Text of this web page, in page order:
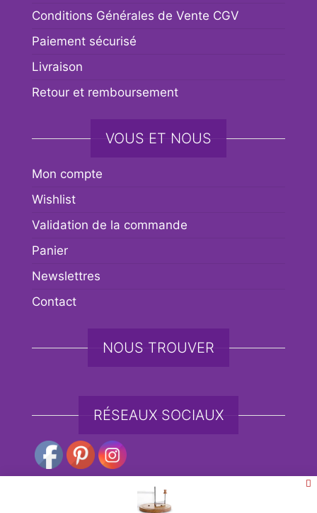
Conditions Générales de Vente CGV
Paiement sécurisé
Livraison
Retour et remboursement
VOUS ET NOUS
Mon compte
Wishlist
Validation de la commande
Panier
Newslettres
Contact
NOUS TROUVER
RÉSEAUX SOCIAUX